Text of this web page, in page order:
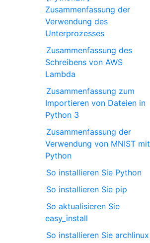
Zusammenfassung der
Verwendung des
Unterprozesses
Zusammenfassung des
Schreibens von AWS
Lambda
Zusammenfassung zum
Importieren von Dateien in
Python 3
Zusammenfassung der
Verwendung von MNIST mit
Python
So installieren Sie Python
So installieren Sie pip
So aktualisieren Sie
easy_install
So installieren Sie archlinux